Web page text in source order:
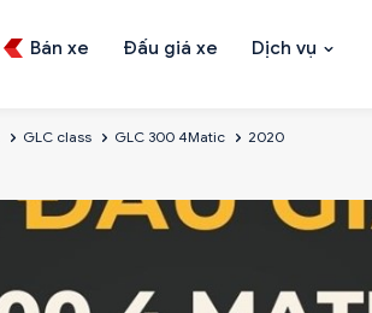
Bán xe Đấu giá xe Dịch vụ
GLC class GLC 300 4Matic 2020